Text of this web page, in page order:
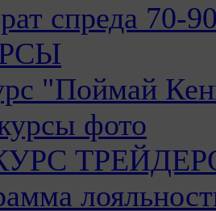
спреда 70-
"Поймай
фото